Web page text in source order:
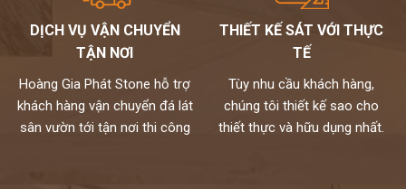
DỊCH VỤ VẬN CHUYỂN
TẬN NƠI
Hoàng Gia Phát Stone hỗ trợ
khách hàng vận chuyển đá lát
sân vườn tới tận nơi thi công
THIẾT KẾ SÁT VỚI THỰC
TẾ
Tùy nhu cầu khách hàng,
chúng tôi thiết kế sao cho
thiết thực và hữu dụng nhất.